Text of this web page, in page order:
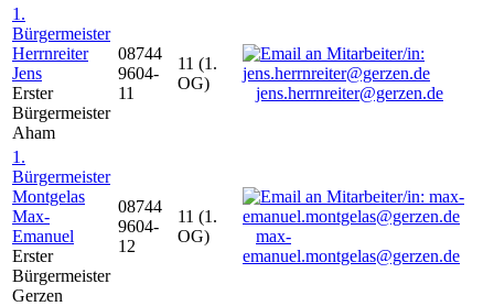
1.
Bürgermeister
Herrnreiter
Jens
Erster
Bürgermeister
Aham
08744
9604-
11
11 (1.
OG)
jens.herrnreiter@gerzen.de
1.
Bürgermeister
Montgelas
Max-
Emanuel
Erster
Bürgermeister
Gerzen
08744
9604-
12
11 (1.
OG)
max-
emanuel.montgelas@gerzen.de